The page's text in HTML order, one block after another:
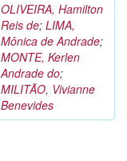
OLIVEIRA, Hamilton
Reis de; LIMA,
Mônica de Andrade;
MONTE, Kerlen
Andrade do;
MILITÃO, Vivianne
Benevides